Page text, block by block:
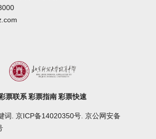
票联系彩票指南彩票快速
词. 京ICP备14020350号. 京公网安备